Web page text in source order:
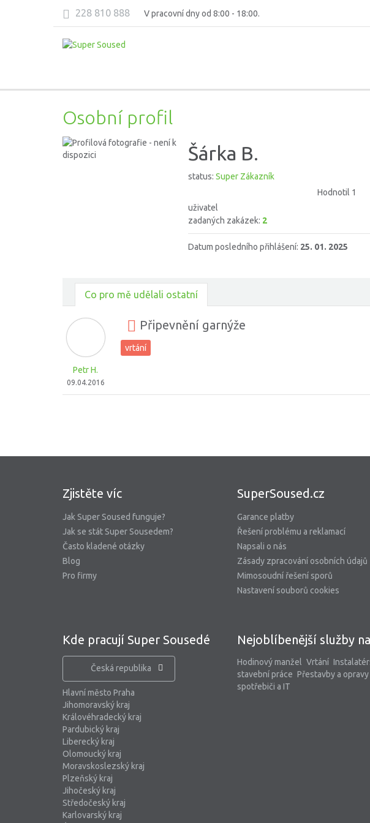
228 810 888 V pracovní dny od 8:00 - 18:00.
Osobní profil
Šárka B.
status: Super Zákazník
Hodnotil 1
uživatel
zadaných zakázek: 2
Datum posledního přihlášení: 25. 01. 2025
Co pro mě udělali ostatní
Petr H.
09.04.2016
Připevnění garnýže
vrtání
Zjistěte víc
Jak Super Soused funguje?
Jak se stát Super Sousedem?
Často kladené otázky
Blog
Pro firmy
SuperSoused.cz
Garance platby
Řešení problému a reklamací
Napsali o nás
Zásady zpracování osobních údajů
Mimosoudní řešení sporů
Nastavení souborů cookies
Kde pracují Super Sousedé
Česká republika
Hlavní město Praha
Jihomoravský kraj
Královéhradecký kraj
Pardubický kraj
Liberecký kraj
Olomoucký kraj
Moravskoslezský kraj
Plzeňský kraj
Jihočeský kraj
Středočeský kraj
Karlovarský kraj
Nejoblíbenější služby
Hodinový manžel Vrtání
stavební práce Přestavby a opravy
spotřebiči a IT